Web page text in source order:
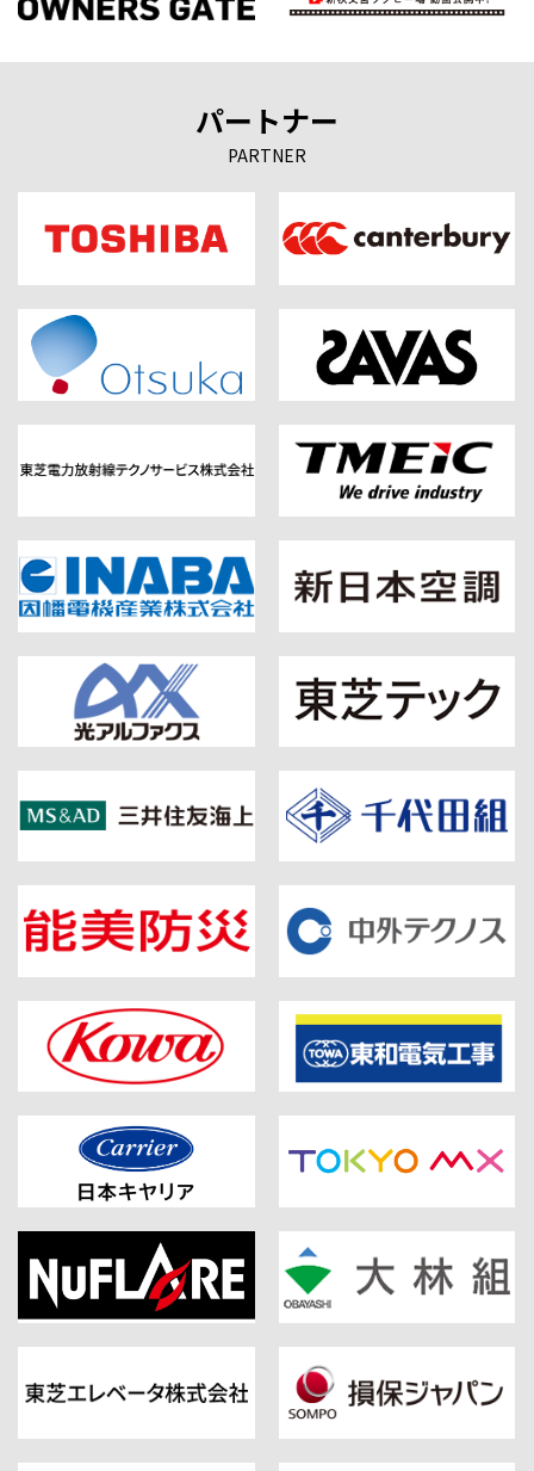
パートナー
PARTNER